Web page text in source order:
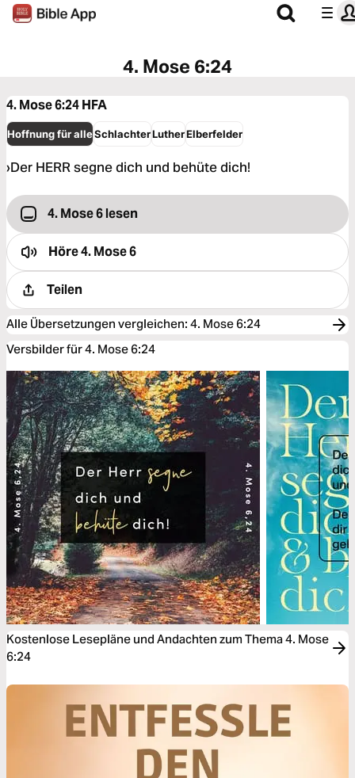
4. Mose 6:24
4. Mose 6:24HFA
Hoffnung für alleSchlachterLutherElberfelder
›Der HERR segne dich und behüte dich!
4. Mose 6 lesen
Höre4. Mose 6
Teilen
Alle Übersetzungen vergleichen: 4. Mose 6:24
Versbilder für 4. Mose 6:24
Kostenlose Lesepläne und Andachten zum Thema 4. Mose
6:24